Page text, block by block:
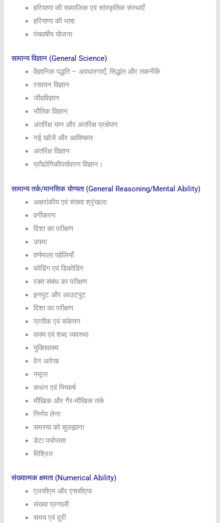
हरियाणा की सामाजिक एवं सांस्कृतिक संस्थाएँ
हरियाणा की भाषा
पंचवर्षीय योजना
सामान्य विज्ञान (General Science)
वैज्ञानिक पद्धति – अवधारणाएँ, सिद्धांत और तकनीकें
रसायन विज्ञान
जीवविज्ञान
भौतिक विज्ञान
अंतरिक्ष यान और अंतरिक्ष प्रक्षेपण
नई खोजें और आविष्कार
अंतरिक्ष विज्ञान
प्रौद्योगिकीपर्यावरण विज्ञान।
सामान्य तर्क/मानसिक योग्यता (General Reasoning/Mental Ability)
अक्षरांकीय एवं संख्या श्रृंखला
वर्गीकरण
दिशा का परीक्षण
उपमा
वर्णमाला पहेलियाँ
कोडिंग एवं डिकोडिंग
रक्त संबंध का परीक्षण
इनपुट और आउटपुट
दिशा का परीक्षण
प्रतीक एवं संकेतन
वाक्य एवं शब्द व्यवस्था
युक्तिवाक्य
वेन आरेख
नमूना
कथन एवं निष्कर्ष
मौखिक और गैर-मौखिक तर्क
निर्णय लेना
समस्या को सुलझाना
डेटा पर्याप्तता
मिश्रित
संख्यात्मक क्षमता (Numerical Ability)
एलसीएम और एचसीएफ
संख्या प्रणाली
समय एवं दूरी